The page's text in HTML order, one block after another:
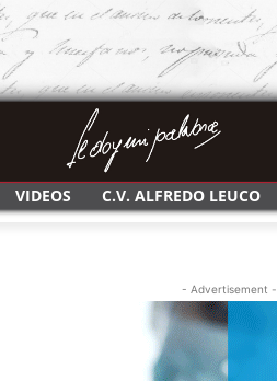
VIDEOS C.V. ALFREDO LEUCO
- Advertisement -